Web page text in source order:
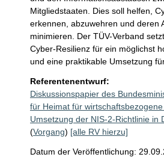
Mitgliedstaaten. Dies soll helfen,
erkennen, abzuwehren und deren
minimieren. Der TÜV-Verband
Cyber-Resilienz für ein möglichst
und eine praktikable Umsetzung
Referentenentwurf:
Diskussionspapier des
für Heimat für
Umsetzung der NIS-2-Richtlinie in
(Vorgang) [alle RV hierzu]
Datum der Veröffentlichung: